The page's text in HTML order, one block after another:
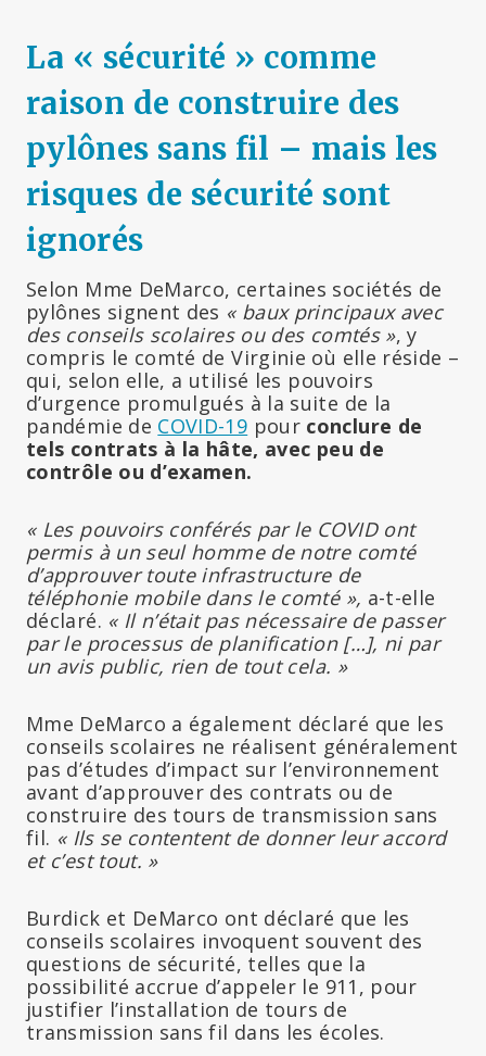
La « sécurité » comme
raison de construire des
pylônes sans fil – mais les
risques de sécurité sont
ignorés
Selon Mme DeMarco, certaines sociétés de
pylônes signent des « baux principaux avec
des conseils scolaires ou des comtés », y
compris le comté de Virginie où elle réside –
qui, selon elle, a utilisé les pouvoirs
d’urgence promulgués à la suite de la
pandémie de COVID-19 pour conclure de
tels contrats à la hâte, avec peu de
contrôle ou d’examen.
« Les pouvoirs conférés par le COVID ont
permis à un seul homme de notre comté
d’approuver toute infrastructure de
téléphonie mobile dans le comté », a-t-elle
déclaré. « Il n’était pas nécessaire de passer
par le processus de planification […], ni par
un avis public, rien de tout cela. »
Mme DeMarco a également déclaré que les
conseils scolaires ne réalisent généralement
pas d’études d’impact sur l’environnement
avant d’approuver des contrats ou de
construire des tours de transmission sans
fil. « Ils se contentent de donner leur accord
et c’est tout. »
Burdick et DeMarco ont déclaré que les
conseils scolaires invoquent souvent des
questions de sécurité, telles que la
possibilité accrue d’appeler le 911, pour
justifier l’installation de tours de
transmission sans fil dans les écoles.